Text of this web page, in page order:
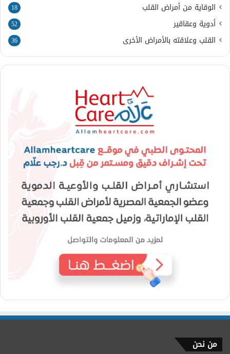
الوقاية من أمراض القلب 18
أدوية وعقاقير 52
القلب وعلاقته بالأمراض الأخرى 36
من نحن